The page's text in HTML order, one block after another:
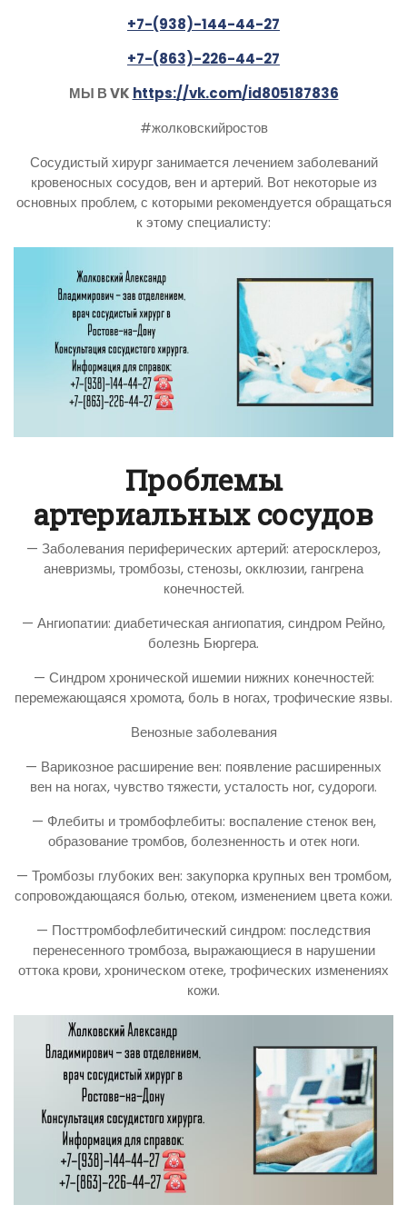
+7-(938)-144-44-27
+7-(863)-226-44-27
МЫ В VK https://vk.com/id805187836
#жолковскийростов
Сосудистый хирург занимается лечением заболеваний
кровеносных сосудов, вен и артерий. Вот некоторые из
основных проблем, с которыми рекомендуется обращаться
к этому специалисту:
Проблемы
артериальных сосудов
— Заболевания периферических артерий: атеросклероз,
аневризмы, тромбозы, стенозы, окклюзии, гангрена
конечностей.
— Ангиопатии: диабетическая ангиопатия, синдром Рейно,
болезнь Бюргера.
— Синдром хронической ишемии нижних конечностей:
перемежающаяся хромота, боль в ногах, трофические язвы.
Венозные заболевания
— Варикозное расширение вен: появление расширенных
вен на ногах, чувство тяжести, усталость ног, судороги.
— Флебиты и тромбофлебиты: воспаление стенок вен,
образование тромбов, болезненность и отек ноги.
— Тромбозы глубоких вен: закупорка крупных вен тромбом,
сопровождающаяся болью, отеком, изменением цвета кожи.
— Посттромбофлебитический синдром: последствия
перенесенного тромбоза, выражающиеся в нарушении
оттока крови, хроническом отеке, трофических изменениях
кожи.